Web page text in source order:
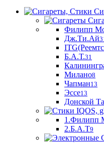
Филипп
Дж.Ти.Ай
Б.А.Т.31
Милано8
Чапман13
Эссе13
Донской
1.Филипп
2.Б.А.Т9